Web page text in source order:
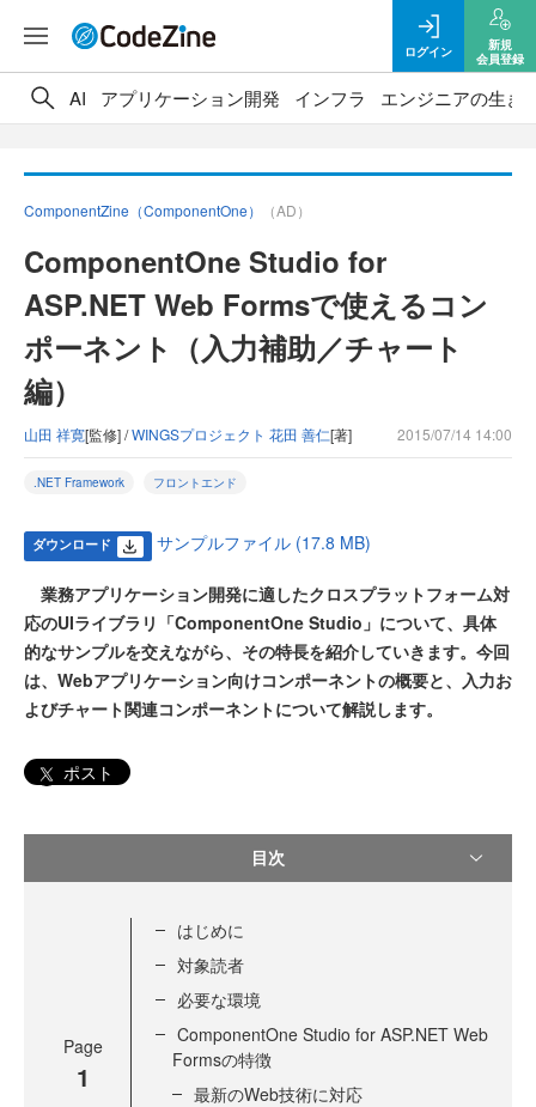
ログイン
新規
会員登録
AI アプリケーション開発 インフラ エンジニアの生き
ComponentZine（ComponentOne） （AD）
ComponentOne Studio for
ASP.NET Web Formsで使えるコン
ポーネント（入力補助／チャート
編）
山田 祥寛[監修] /WINGSプロジェクト 花田 善仁[著] 2015/07/14 14:00
.NET Framework フロントエンド
ダウンロード サンプルファイル (17.8 MB)
業務アプリケーション開発に適したクロスプラットフォーム対
応のUIライブラリ「ComponentOne Studio」について、具体
的なサンプルを交えながら、その特長を紹介していきます。今回
は、Webアプリケーション向けコンポーネントの概要と、入力お
よびチャート関連コンポーネントについて解説します。
ポスト
目次
Page
1
はじめに
対象読者
必要な環境
ComponentOne Studio for ASP.NET Web
Formsの特徴
最新のWeb技術に対応